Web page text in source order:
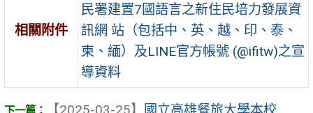
相關附件
民署建置7國語言之新住民培力發展資
訊網 站（包括中、英、越、印、泰、
柬、緬）及LINE官方帳號 (@ifitw)之宣
導資料